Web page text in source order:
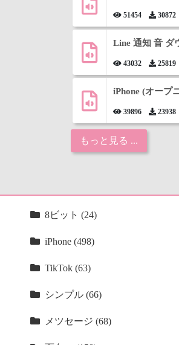
51454 30872
Line 通知 音 ダ
43032 25819
iPhone (オープ
39896 23938
もっと見る ...
8ビット (24)
iPhone (498)
TikTok (63)
シンプル (66)
メツセージ (68)